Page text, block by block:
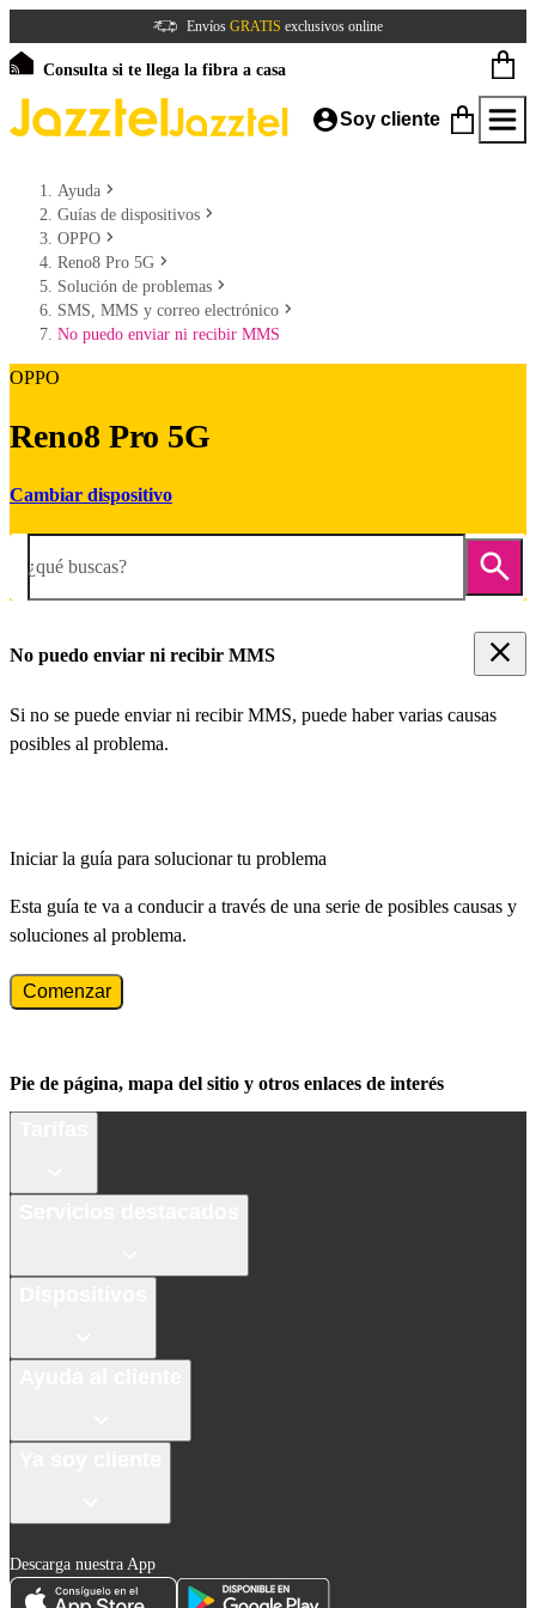
Envíos GRATIS exclusivos online
Consulta si te llega la fibra a casa
Soy cliente
Ayuda
Guías de dispositivos
OPPO
Reno8 Pro 5G
Solución de problemas
SMS, MMS y correo electrónico
No puedo enviar ni recibir MMS
OPPO
Reno8 Pro 5G
Cambiar dispositivo
¿qué buscas?
No puedo enviar ni recibir MMS
Si no se puede enviar ni recibir MMS, puede haber varias causas
posibles al problema.
Iniciar la guía para solucionar tu problema
Esta guía te va a conducir a través de una serie de posibles causas y
soluciones al problema.
Comenzar
Pie de página, mapa del sitio y otros enlaces de interés
Descarga nuestra App